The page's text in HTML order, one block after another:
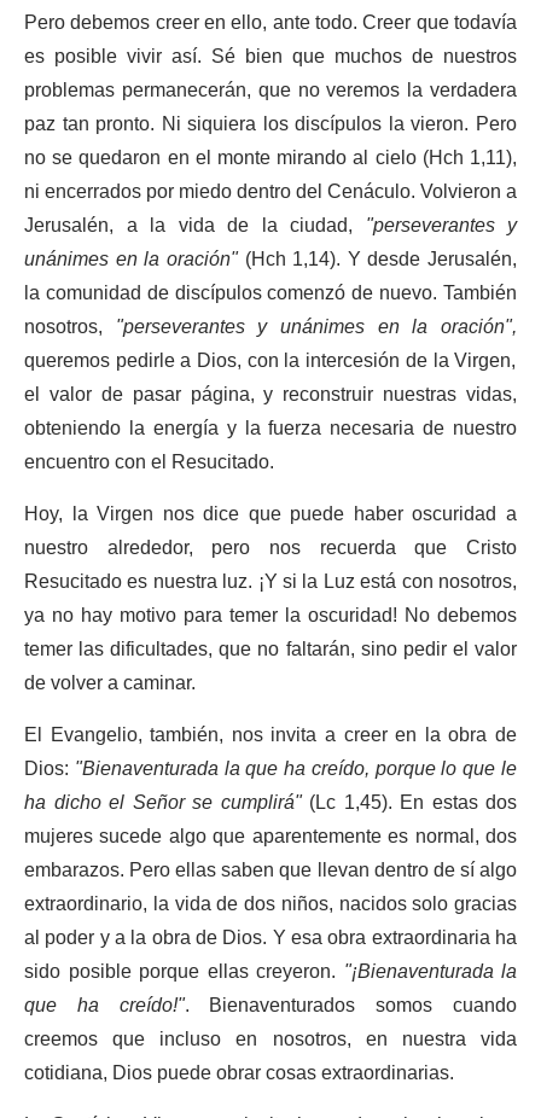
Pero debemos creer en ello, ante todo. Creer que todavía
es posible vivir así. Sé bien que muchos de nuestros
problemas permanecerán, que no veremos la verdadera
paz tan pronto. Ni siquiera los discípulos la vieron. Pero
no se quedaron en el monte mirando al cielo (Hch 1,11),
ni encerrados por miedo dentro del Cenáculo. Volvieron a
Jerusalén, a la vida de la ciudad, "perseverantes y
unánimes en la oración"(Hch 1,14). Y desde Jerusalén,
la comunidad de discípulos comenzó de nuevo. También
nosotros, "perseverantes y unánimes en la oración",
queremos pedirle a Dios, con la intercesión de la Virgen,
el valor de pasar página, y reconstruir nuestras vidas,
obteniendo la energía y la fuerza necesaria de nuestro
encuentro con el Resucitado.
Hoy, la Virgen nos dice que puede haber oscuridad a
nuestro alrededor, pero nos recuerda que Cristo
Resucitado es nuestra luz. ¡Y si la Luz está con nosotros,
ya no hay motivo para temer la oscuridad! No debemos
temer las dificultades, que no faltarán, sino pedir el valor
de volver a caminar.
El Evangelio, también, nos invita a creer en la obra de
Dios: "Bienaventurada la que ha creído, porque lo que le
ha dicho el Señor se cumplirá"(Lc 1,45). En estas dos
mujeres sucede algo que aparentemente es normal, dos
embarazos. Pero ellas saben que llevan dentro de sí algo
extraordinario, la vida de dos niños, nacidos solo gracias
al poder y a la obra de Dios. Y esa obra extraordinaria ha
sido posible porque ellas creyeron. "¡Bienaventurada la
que ha creído!". Bienaventurados somos cuando
creemos que incluso en nosotros, en nuestra vida
cotidiana, Dios puede obrar cosas extraordinarias.